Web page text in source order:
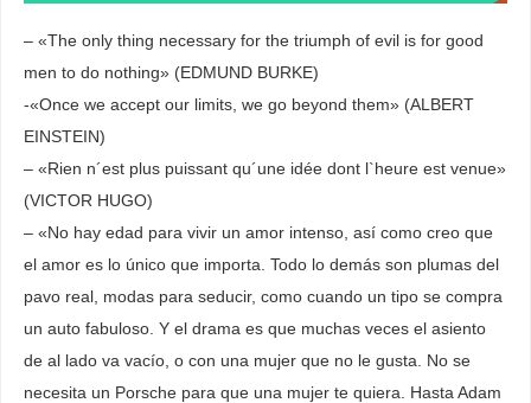
– «The only thing necessary for the triumph of evil is for good
men to do nothing» (EDMUND BURKE)
-«Once we accept our limits, we go beyond them» (ALBERT
EINSTEIN)
– «Rien n´est plus puissant qu´une idée dont l`heure est venue»
(VICTOR HUGO)
– «No hay edad para vivir un amor intenso, así como creo que
el amor es lo único que importa. Todo lo demás son plumas del
pavo real, modas para seducir, como cuando un tipo se compra
un auto fabuloso. Y el drama es que muchas veces el asiento
de al lado va vacío, o con una mujer que no le gusta. No se
necesita un Porsche para que una mujer te quiera. Hasta Adam